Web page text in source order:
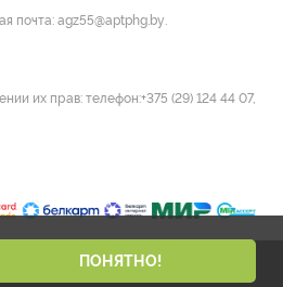
почта: agz55@aptphg.by.
их прав: телефон:+375 (29) 124 44 07,
ПОНЯТНО!